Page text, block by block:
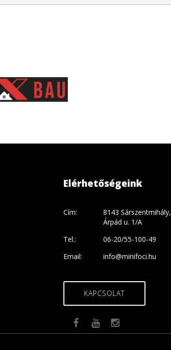
Elérhetőségeink
Cím:
8143 Sárszentmihály,
Árpád u. 1/A
Tel.:
06-20/55-100-49
Email:
info@minifoci.hu
KAPCSOLAT